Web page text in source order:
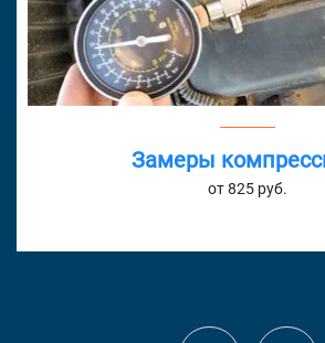
Замеры
от 825 руб.